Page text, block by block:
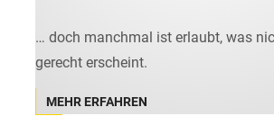
… doch manchmal ist erlaubt, was
gerecht erscheint.
MEHR ERFAHREN